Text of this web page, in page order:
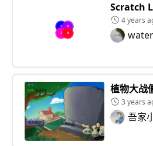
因此冲突。 1.0.3 紧急修复空白
1.0.4 修复循环积木没有不刷新的
问题，增加了多版本可选。 1.1.1
收逻辑，支持针对部分画布删除
Scratch
4 years
植物大战
3 years
吾家